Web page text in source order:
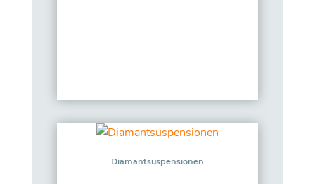
Diamantsuspensionen